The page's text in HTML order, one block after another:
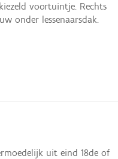
voortuintje. Rechts
onder lessenaarsdak.
uit eind 18de of